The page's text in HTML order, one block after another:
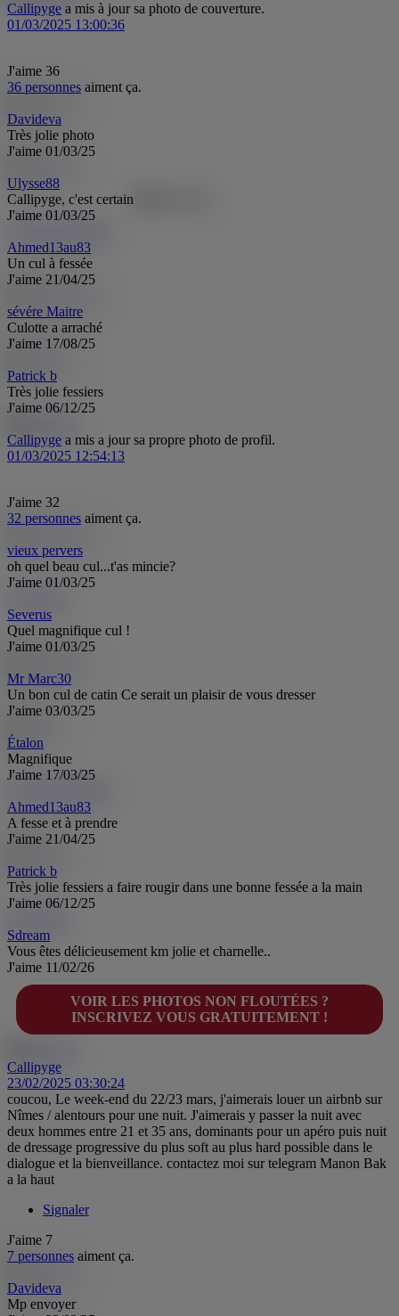
Callipyge a mis à jour sa photo de couverture.
01/03/2025 13:00:36
J'aime 36
36 personnes aiment ça.
Davideva
Très jolie photo
J'aime 01/03/25
Ulysse88
Callipyge, c'est certain
J'aime 01/03/25
Ahmed13au83
Un cul à fessée
J'aime 21/04/25
sévére Maitre
Culotte a arraché
J'aime 17/08/25
Patrick b
Très jolie fessiers
J'aime 06/12/25
Callipyge a mis a jour sa propre photo de profil.
01/03/2025 12:54:13
J'aime 32
32 personnes aiment ça.
vieux pervers
oh quel beau cul...t'as mincie?
J'aime 01/03/25
Severus
Quel magnifique cul !
J'aime 01/03/25
Mr Marc30
Un bon cul de catin Ce serait un plaisir de vous dresser
J'aime 03/03/25
Étalon
Magnifique
J'aime 17/03/25
Ahmed13au83
A fesse et à prendre
J'aime 21/04/25
Patrick b
Très jolie fessiers a faire rougir dans une bonne fessée a la main
J'aime 06/12/25
Sdream
Vous êtes délicieusement km jolie et charnelle..
J'aime 11/02/26
VOIR LES PHOTOS NON FLOUTÉES ?
INSCRIVEZ VOUS GRATUITEMENT !
Callipyge
23/02/2025 03:30:24
coucou, Le week-end du 22/23 mars, j'aimerais louer un airbnb sur
Nîmes / alentours pour une nuit. J'aimerais y passer la nuit avec
deux hommes entre 21 et 35 ans, dominants pour un apéro puis nuit
de dressage progressive du plus soft au plus hard possible dans le
dialogue et la bienveillance. contactez moi sur telegram Manon Bak
a la haut
Signaler
J'aime 7
7 personnes aiment ça.
Davideva
Mp envoyer